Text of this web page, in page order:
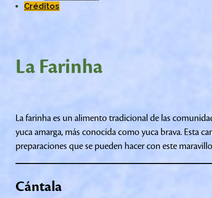
Créditos
La Farinha
La farinha es un alimento tradicional de las
yuca amarga, más conocida como yuca brava. Esta
preparaciones que se pueden hacer con este
Cántala